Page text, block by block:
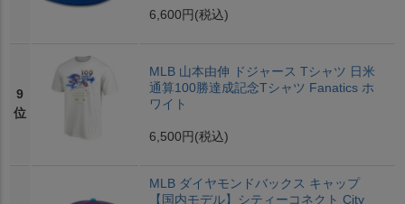
6,600円 (税込)
9
位
MLB 山本由伸 ドジャース Tシャツ 日米
通算100勝達成記念Tシャツ Fanatics ホ
ワイト
6,500円 (税込)
MLB ダイヤモンドバックス キャップ
【国内モデル】シティーコネクト City